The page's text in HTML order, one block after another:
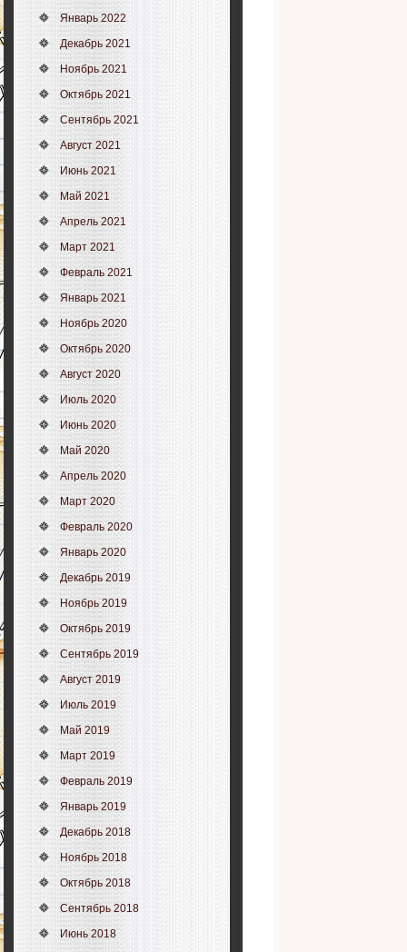
Январь 2022
Декабрь 2021
Ноябрь 2021
Октябрь 2021
Сентябрь 2021
Август 2021
Июнь 2021
Май 2021
Апрель 2021
Март 2021
Февраль 2021
Январь 2021
Ноябрь 2020
Октябрь 2020
Август 2020
Июль 2020
Июнь 2020
Май 2020
Апрель 2020
Март 2020
Февраль 2020
Январь 2020
Декабрь 2019
Ноябрь 2019
Октябрь 2019
Сентябрь 2019
Август 2019
Июль 2019
Май 2019
Март 2019
Февраль 2019
Январь 2019
Декабрь 2018
Ноябрь 2018
Октябрь 2018
Сентябрь 2018
Июнь 2018